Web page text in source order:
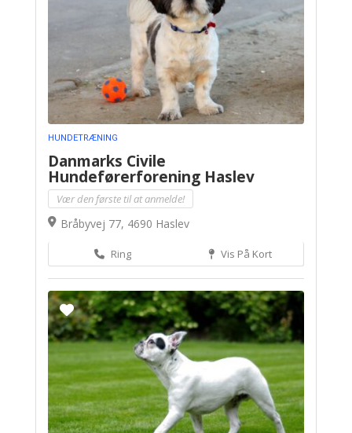
HUNDETRÆNING
Danmarks Civile
Hundeførerforening Haslev
Vær den første til at anmelde!
Bråbyvej 77, 4690 Haslev
Ring Vis På Kort